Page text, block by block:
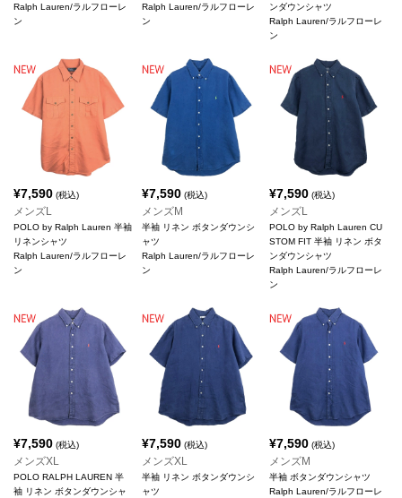
Ralph Lauren/ラルフローレ
ン
Ralph Lauren/ラルフローレ
ン
ンダウンシャツ
Ralph Lauren/ラルフローレ
ン
¥7,590 (税込)
メンズL
POLO by Ralph Lauren 半袖
リネンシャツ
Ralph Lauren/ラルフローレ
ン
¥7,590(税込)
メンズM
半袖 リネン ボタンダウンシ
ャツ
Ralph Lauren/ラルフローレ
ン
¥7,590 (税込)
メンズL
POLO by Ralph Lauren CU
STOM FIT 半袖 リネン ボタ
ンダウンシャツ
Ralph Lauren/ラルフローレ
ン
¥7,590 (税込)
メンズXL
POLO RALPH LAUREN 半
袖 リネン ボタンダウンシャ
¥7,590(税込)
メンズXL
半袖 リネン ボタンダウンシ
ャツ
¥7,590 (税込)
メンズM
半袖 ボタンダウンシャツ
Ralph Lauren/ラルフローレ